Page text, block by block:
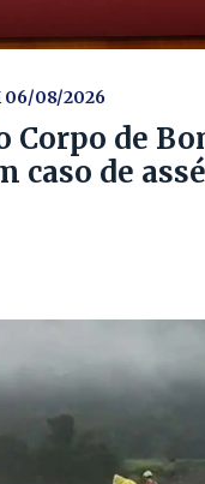
06/08/2026
Corpo de
caso de